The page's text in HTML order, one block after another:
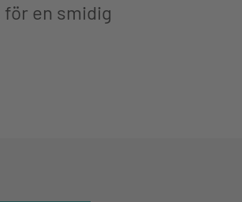
en smidig